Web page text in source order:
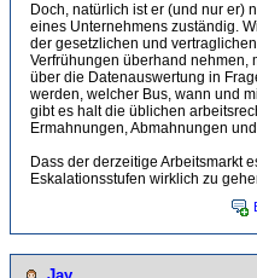
Doch, natürlich ist er (und nur er)
eines Unternehmens zuständig.
der gesetzlichen und
Verfrühungen überhand nehmen,
über die Datenauswertung in
werden, welcher Bus, wann und
gibt es halt die üblichen
Ermahnungen, Abmahnungen
Dass der derzeitige Arbeitsmarkt
Eskalationsstufen wirklich zu